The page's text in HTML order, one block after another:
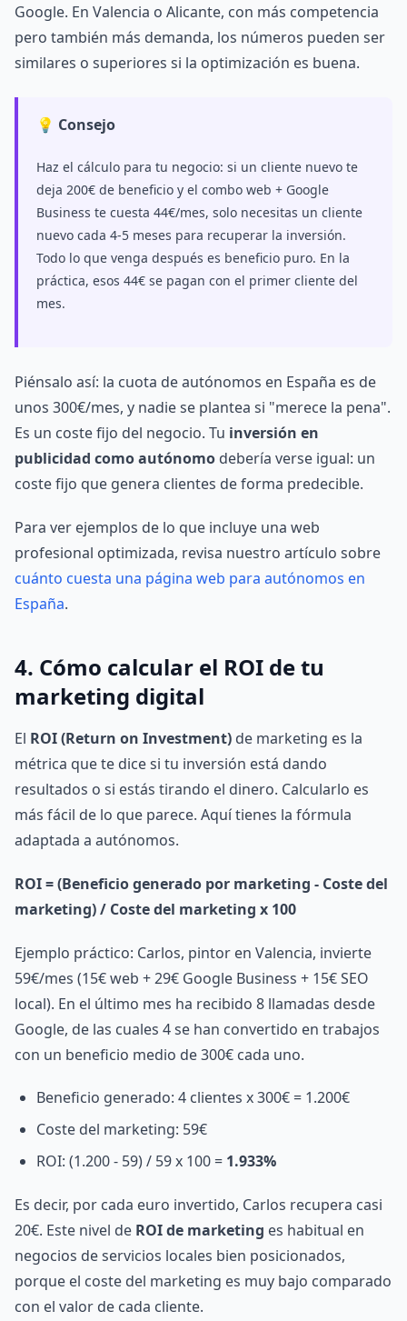
Google. En Valencia o Alicante, con más competencia
pero también más demanda, los números pueden ser
similares o superiores si la optimización es buena.
💡 Consejo
Haz el cálculo para tu negocio: si un cliente nuevo te
deja 200€ de beneficio y el combo web + Google
Business te cuesta 44€/mes, solo necesitas un cliente
nuevo cada 4-5 meses para recuperar la inversión.
Todo lo que venga después es beneficio puro. En la
práctica, esos 44€ se pagan con el primer cliente del
mes.
Piénsalo así: la cuota de autónomos en España es de
unos 300€/mes, y nadie se plantea si "merece la pena".
Es un coste fijo del negocio. Tu inversión en
publicidad como autónomo debería verse igual: un
coste fijo que genera clientes de forma predecible.
Para ver ejemplos de lo que incluye una web
profesional optimizada, revisa nuestro artículo sobre
cuánto cuesta una página web para autónomos en
España.
4. Cómo calcular el ROI de tu
marketing digital
El ROI (Return on Investment) de marketing es la
métrica que te dice si tu inversión está dando
resultados o si estás tirando el dinero. Calcularlo es
más fácil de lo que parece. Aquí tienes la fórmula
adaptada a autónomos.
ROI = (Beneficio generado por marketing - Coste del
marketing) / Coste del marketing x 100
Ejemplo práctico: Carlos, pintor en Valencia, invierte
59€/mes (15€ web + 29€ Google Business + 15€ SEO
local). En el último mes ha recibido 8 llamadas desde
Google, de las cuales 4 se han convertido en trabajos
con un beneficio medio de 300€ cada uno.
Beneficio generado: 4 clientes x 300€ = 1.200€
Coste del marketing: 59€
ROI: (1.200 - 59) / 59 x 100 = 1.933%
Es decir, por cada euro invertido, Carlos recupera casi
20€. Este nivel de ROI de marketing es habitual en
negocios de servicios locales bien posicionados,
porque el coste del marketing es muy bajo comparado
con el valor de cada cliente.